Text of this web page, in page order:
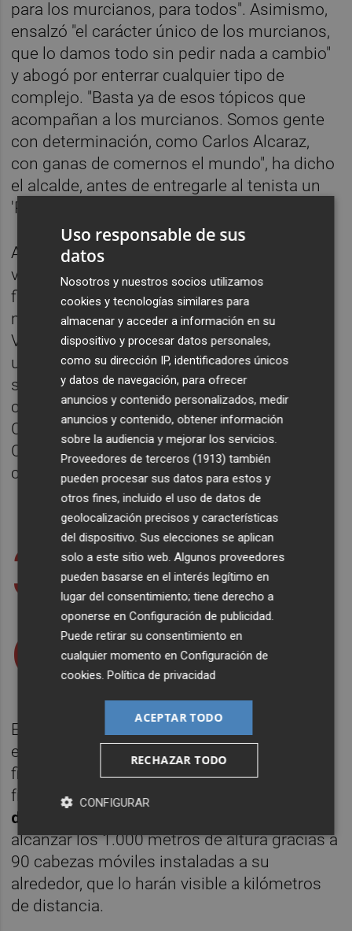
para los murcianos, para todos". Asimismo,
ensalzó "el carácter único de los murcianos,
que lo damos todo sin pedir nada a cambio"
y abogó por enterrar cualquier tipo de
complejo. "Basta ya de esos tópicos que
acompañan a los murcianos. Somos gente
con determinación, como Carlos Alcaraz,
con ganas de comernos el mundo", ha dicho
el alcalde, antes de entregarle al tenista un
'Paparajote de Oro'.
Antes de finalizar el acto, el tenista, como
viene siendo habitual en cada torneo, ha
firmado en el objetivo de una cámara un
mensaje, 'Feliz Navidad y Felices Fiestas.
Viva la Región de Murcia', ademas de firmar
un bola gigante de tenis que va a ser
subastada con fines benéficos. El acto lo ha
cerrado una gran foto final, con la familia de
Carlos Alcaraz, el alcalde de Murcia y la
Corporación municipal, para dar paso al
concierto de Los Happys.
32 metros
de altura
El Gran Árbol de Navidad, que permanecerá
en la Plaza Circular hasta el final de las
fiestas navideñas, cuenta con estructura
física tiene32 metros de altura y 23 de
diámetro,
alcanzar los 1.000 metros de altura gracias a
90 cabezas móviles instaladas a su
alrededor, que lo harán visible a kilómetros
de distancia.
Uso responsable de sus
datos
Nosotros y nuestros socios utilizamos
cookies y tecnologías similares para
almacenar y acceder a información en su
dispositivo y procesar datos personales,
como su dirección IP, identificadores únicos
y datos de navegación, para ofrecer
anuncios y contenido personalizados, medir
anuncios y contenido, obtener información
sobre la audiencia y mejorar los servicios.
Proveedores de terceros (1913) también
pueden procesar sus datos para estos y
otros fines, incluido el uso de datos de
geolocalización precisos y características
del dispositivo. Sus elecciones se aplican
solo a este sitio web. Algunos proveedores
pueden basarse en el interés legítimo en
lugar del consentimiento; tiene derecho a
oponerse enConfiguración de publicidad.
Puede retirar su consentimiento en
cualquier momento enConfiguración de
cookies.Política de privacidad
ACEPTAR TODO
RECHAZAR TODO
CONFIGURAR